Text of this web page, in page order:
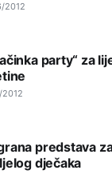
2012
party“ za
predstava
dječaka
glasa .